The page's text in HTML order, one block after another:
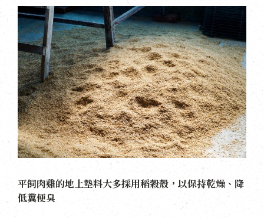
平飼肉雞的地上墊料大多採用稻穀殼，以保持乾燥、降
低糞便臭